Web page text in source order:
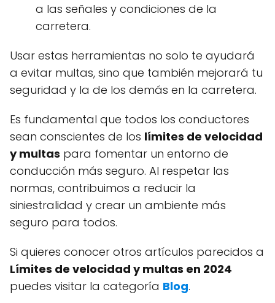
a las señales y condiciones de la
carretera.
Usar estas herramientas no solo te ayudará
a evitar multas, sino que también mejorará tu
seguridad y la de los demás en la carretera.
Es fundamental que todos los conductores
sean conscientes de los límites de velocidad
y multas para fomentar un entorno de
conducción más seguro. Al respetar las
normas, contribuimos a reducir la
siniestralidad y crear un ambiente más
seguro para todos.
Si quieres conocer otros artículos parecidos a
Límites de velocidad y multas en 2024
puedes visitar la categoría Blog.